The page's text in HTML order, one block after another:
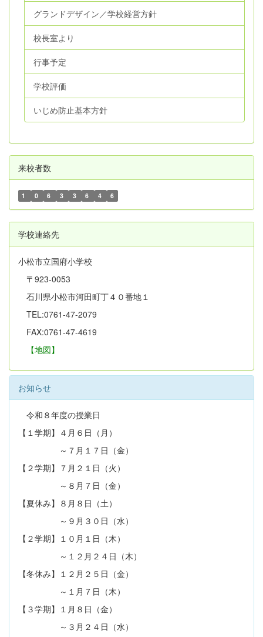
グランドデザイン／学校経営方針
校長室より
行事予定
学校評価
いじめ防止基本方針
来校者数
1 0 6 3 3 6 4 6
学校連絡先
小松市立国府小学校
〒923-0053
石川県小松市河田町丁４０番地１
TEL:0761-47-2079
FAX:0761-47-4619
【地図】
お知らせ
令和８年度の授業日
【１学期】４月６日（月）
～７月１７日（金）
【２学期】７月２１日（火）
～８月７日（金）
【夏休み】８月８日（土）
～９月３０日（水）
【２学期】１０月１日（木）
～１２月２４日（木）
【冬休み】１２月２５日（金）
～１月７日（木）
【３学期】１月８日（金）
～３月２４日（水）